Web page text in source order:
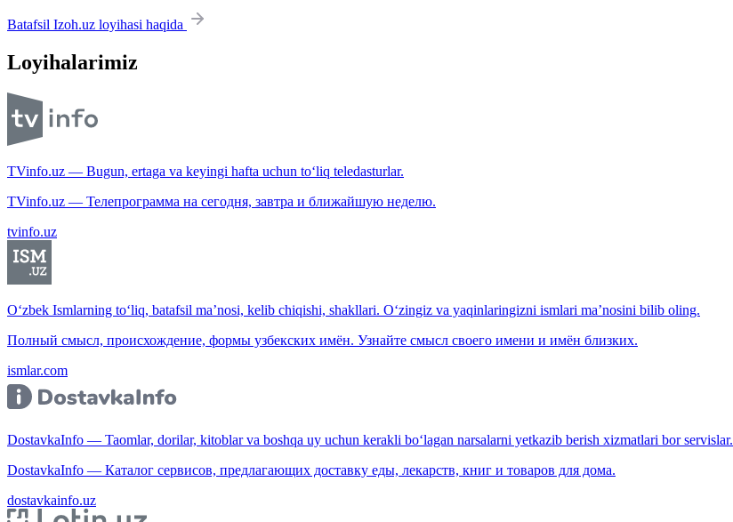
Batafsil Izoh.uz loyihasi haqida
Loyihalarimiz
TVinfo.uz — Bugun, ertaga va keyingi hafta uchun to‘liq teledasturlar.
TVinfo.uz — Телепрограмма на сегодня, завтра и ближайшую неделю.
tvinfo.uz
O‘zbek Ismlarning to‘liq, batafsil ma’nosi, kelib chiqishi, shakllari. O‘zingiz va yaqinlaringizni ismlari ma’nosini bilib oling.
Полный смысл, происхождение, формы узбекских имён. Узнайте смысл своего имени и имён близких.
ismlar.com
DostavkaInfo — Taomlar, dorilar, kitoblar va boshqa uy uchun kerakli bo‘lagan narsalarni yetkazib berish xizmatlari bor servislar.
DostavkaInfo — Каталог сервисов, предлагающих доставку еды, лекарств, книг и товаров для дома.
dostavkainfo.uz